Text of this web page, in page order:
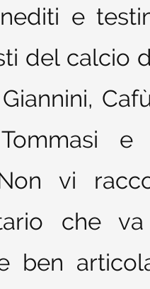
e
del calcio
vi
che
ben